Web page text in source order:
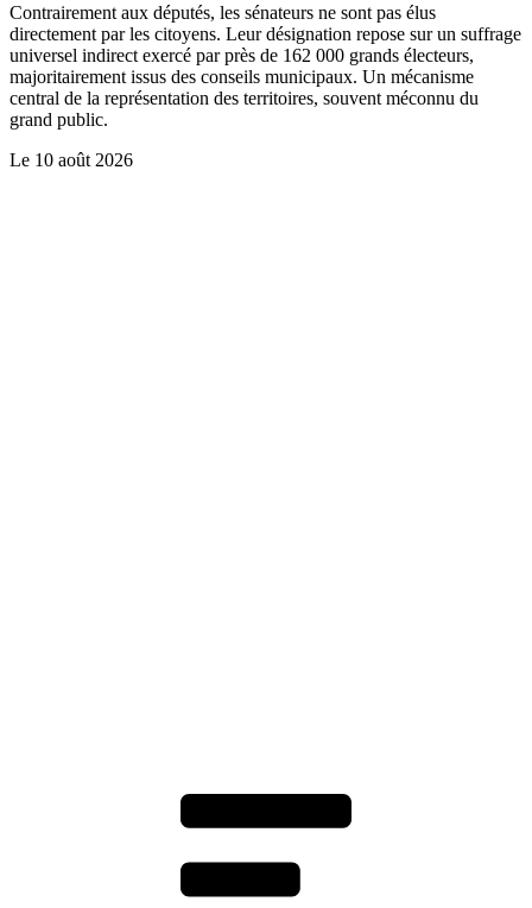
Contrairement aux députés, les sénateurs ne sont pas élus
directement par les citoyens. Leur désignation repose sur un suffrage
universel indirect exercé par près de 162 000 grands électeurs,
majoritairement issus des conseils municipaux. Un mécanisme
central de la représentation des territoires, souvent méconnu du
grand public.
Le 10 août 2026